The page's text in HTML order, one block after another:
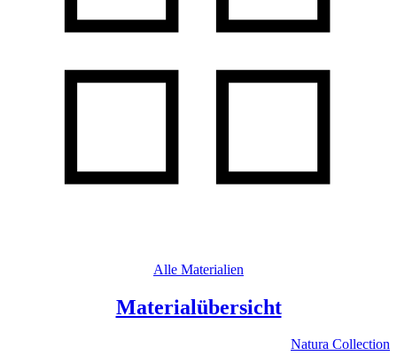
Alle Materialien
Materialübersicht
Natura Collection